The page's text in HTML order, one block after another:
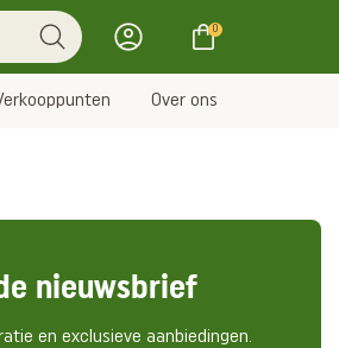
0
Over ons
nieuwsbrief
en exclusieve aanbiedingen.